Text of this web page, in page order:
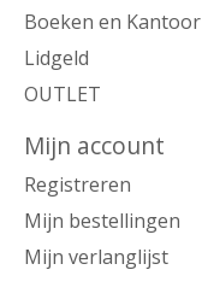
Boeken en Kantoor
Lidgeld
OUTLET
Mijn account
Registreren
Mijn bestellingen
Mijn verlanglijst